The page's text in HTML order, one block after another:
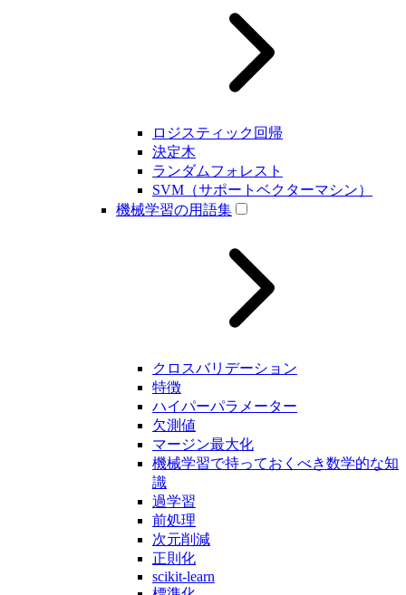
ロジスティック回帰
決定木
ランダムフォレスト
SVM（サポートベクターマシン）
機械学習の用語集
クロスバリデーション
特徴
ハイパーパラメーター
欠測値
マージン最大化
機械学習で持っておくべき数学的な知
識
過学習
前処理
次元削減
正則化
scikit-learn